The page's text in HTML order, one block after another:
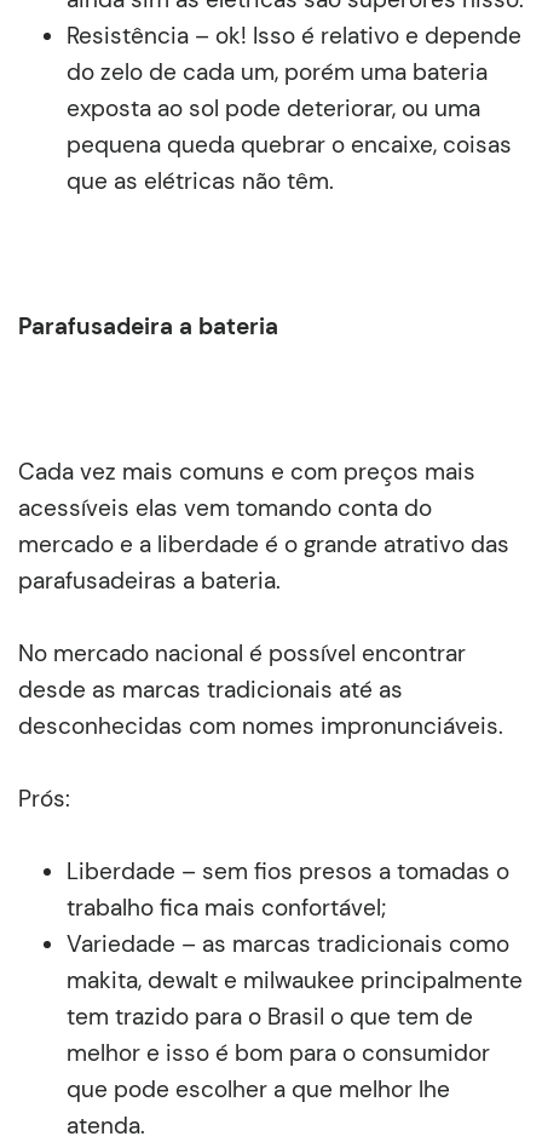
Resistência – ok! Isso é relativo e depende
do zelo de cada um, porém uma bateria
exposta ao sol pode deteriorar, ou uma
pequena queda quebrar o encaixe, coisas
que as elétricas não têm.
Parafusadeira a bateria
Cada vez mais comuns e com preços mais
acessíveis elas vem tomando conta do
mercado e a liberdade é o grande atrativo das
parafusadeiras a bateria.
No mercado nacional é possível encontrar
desde as marcas tradicionais até as
desconhecidas com nomes impronunciáveis.
Prós:
Liberdade – sem fios presos a tomadas o
trabalho fica mais confortável;
Variedade – as marcas tradicionais como
makita, dewalt e milwaukee principalmente
tem trazido para o Brasil o que tem de
melhor e isso é bom para o consumidor
que pode escolher a que melhor lhe
atenda.